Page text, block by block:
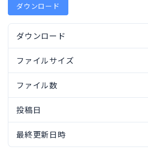
ダウンロード
ダウンロード
ファイルサイズ
ファイル数
投稿日
最終更新日時